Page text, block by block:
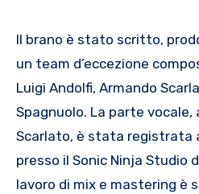
Il brano è stato scritto,
un team d’eccezione
Luigi Andolfi, Armando
Spagnuolo. La parte
Scarlato, è stata registrata
presso il Sonic Ninja Studio
lavoro di mix e mastering è